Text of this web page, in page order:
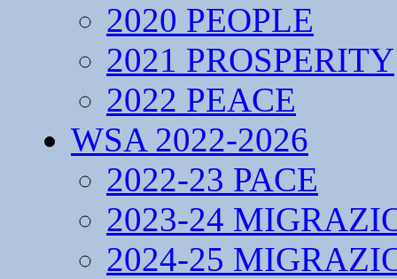
2020 PEOPLE
2021 PROSPERITY
2022 PEACE
WSA 2022-2026
2022-23 PACE
2023-24
2024-25